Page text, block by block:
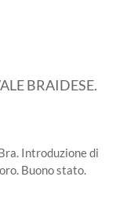
BRAIDESE.
Introduzione di
Buono stato.